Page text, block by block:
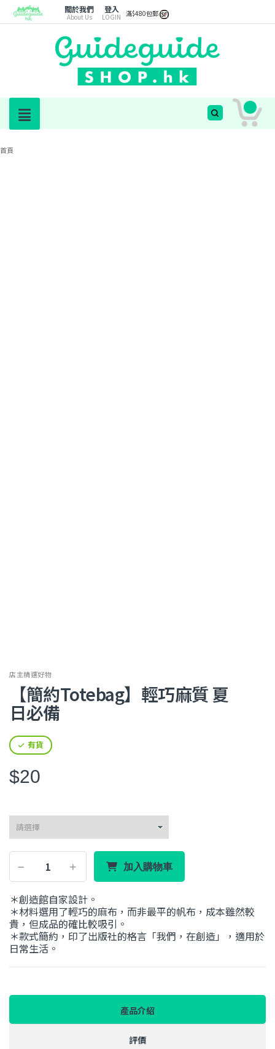
關於我們
About Us
登入
LOGIN 滿$480包郵
首頁
店主精選好物
【簡約Totebag】輕巧麻質 夏
日必備
有貨
$20
加入購物車
＊創造館自家設計。
＊材料選用了輕巧的麻布，而非最平的帆布，成本雖然較
貴，但成品的確比較吸引。
＊款式簡約，印了出版社的格言「我們，在創造」，適用於
日常生活。
產品介紹
評價